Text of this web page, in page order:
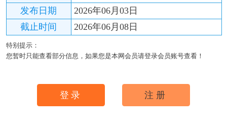
发布日期
2026年06月03日
截止时间
2026年06月08日
特别提示：
您暂时只能查看部分信息，如果您是本网会员请登录会员账号查看！
登录 注册